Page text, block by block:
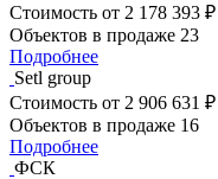
Стоимость от 2 178 393 ₽
Объектов в продаже 23
Подробнее
Setl group
Стоимость от 2 906 631 ₽
Объектов в продаже 16
Подробнее
ФСК